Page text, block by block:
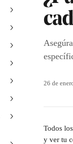
26 de
Todos
y ver tu